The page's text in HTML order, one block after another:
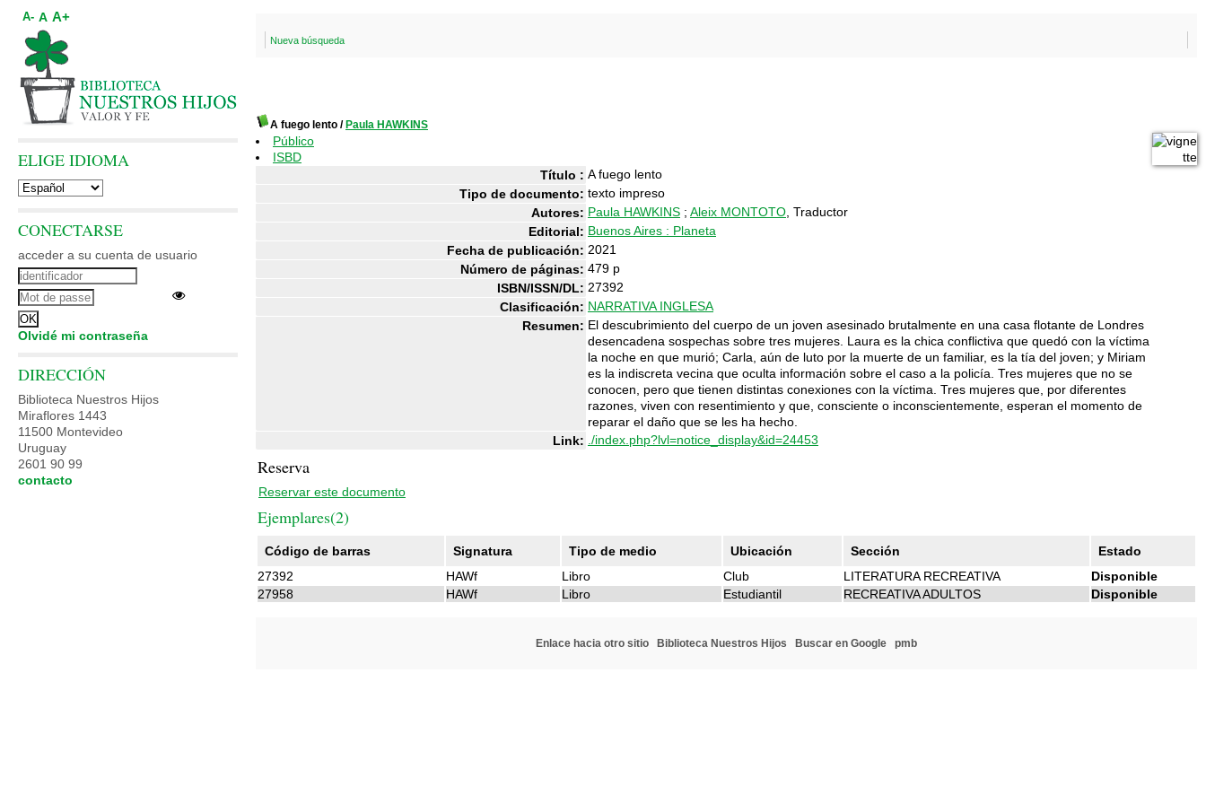
Nueva búsqueda
A fuego lento / Paula HAWKINS
Público
ISBD
Título : A fuego lento
Tipo de documento: texto impreso
Autores: Paula HAWKINS ; Aleix MONTOTO , Traductor
Editorial: Buenos Aires : Planeta
Fecha de publicación: 2021
Número de páginas: 479 p
ISBN/ISSN/DL: 27392
Clasificación: NARRATIVA INGLESA
Resumen: El descubrimiento del cuerpo de un joven asesinado brutalmente en una casa flotante de Londres
desencadena sospechas sobre tres mujeres. Laura es la chica conflictiva que quedó con la víctima
la noche en que murió; Carla, aún de luto por la muerte de un familiar, es la tía del joven; y Miriam
es la indiscreta vecina que oculta información sobre el caso a la policía. Tres mujeres que no se
conocen, pero que tienen distintas conexiones con la víctima. Tres mujeres que, por diferentes
razones, viven con resentimiento y que, consciente o inconscientemente, esperan el momento de
reparar el daño que se les ha hecho.
Link: ./index.php?lvl=notice_display&id=24453
Reserva
Reservar este documento
Ejemplares(2)
Código de barras Signatura Tipo de medio Ubicación Sección
Estado
27392
HAWf Libro Club LITERATURA RECREATIVA
Disponible
27958
HAWf Libro Estudiantil RECREATIVA ADULTOS Disponible
Enlace hacia otro sitio Biblioteca Nuestros Hijos Buscar en Google pmb
A- A A+
ELIGE IDIOMA
CONECTARSE
acceder a su cuenta de usuario
Olvidé mi contraseña
DIRECCIÓN
Biblioteca Nuestros Hijos
Miraflores 1443
11500 Montevideo
Uruguay
2601 90 99
contacto